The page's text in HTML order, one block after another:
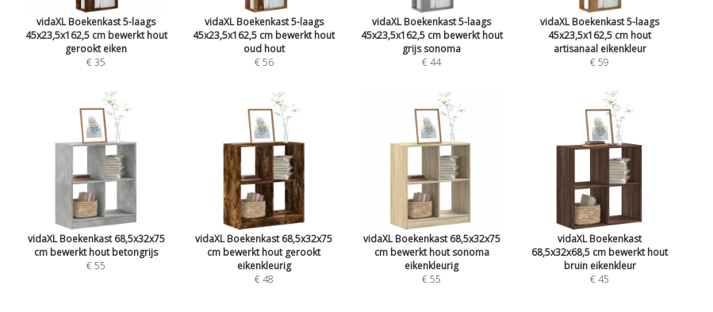
vidaXL Boekenkast 5-laags
45x23,5x162,5 cm bewerkt hout
gerookt eiken
€ 35
vidaXL Boekenkast 5-laags
45x23,5x162,5 cm bewerkt hout
oud hout
€ 56
vidaXL Boekenkast 5-laags
45x23,5x162,5 cm bewerkt hout
grijs sonoma
€ 44
vidaXL Boekenkast 5-laags
45x23,5x162,5 cm hout
artisanaal eikenkleur
€ 59
vidaXL Boekenkast 68,5x32x75
cm bewerkt hout betongrijs
€ 55
vidaXL Boekenkast 68,5x32x75
cm bewerkt hout gerookt
eikenkleurig
€ 48
vidaXL Boekenkast 68,5x32x75
cm bewerkt hout sonoma
eikenkleurig
€ 55
vidaXL Boekenkast
68,5x32x68,5 cm bewerkt hout
bruin eikenkleur
€ 45